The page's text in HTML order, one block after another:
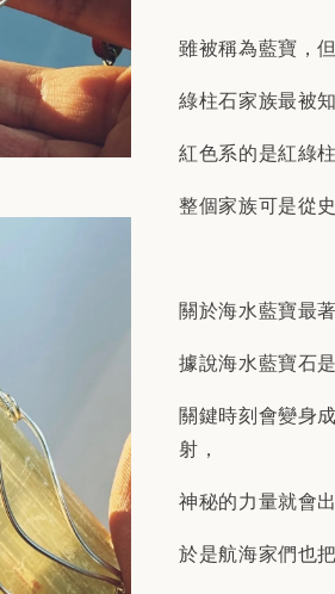
雖被稱為藍寶，
綠柱石家族最被
紅色系的是紅綠
整個家族可是從
關於海水藍寶最
據說海水藍寶石
關鍵時刻會變身
射，
神秘的力量就會出
於是航海家們也